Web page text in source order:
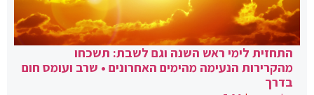
התחזית לימי ראש השנה וגם לשבת: תשכחו
מהקרירות הנעימה מהימים האחרונים • שרב ועומס חום
בדרך